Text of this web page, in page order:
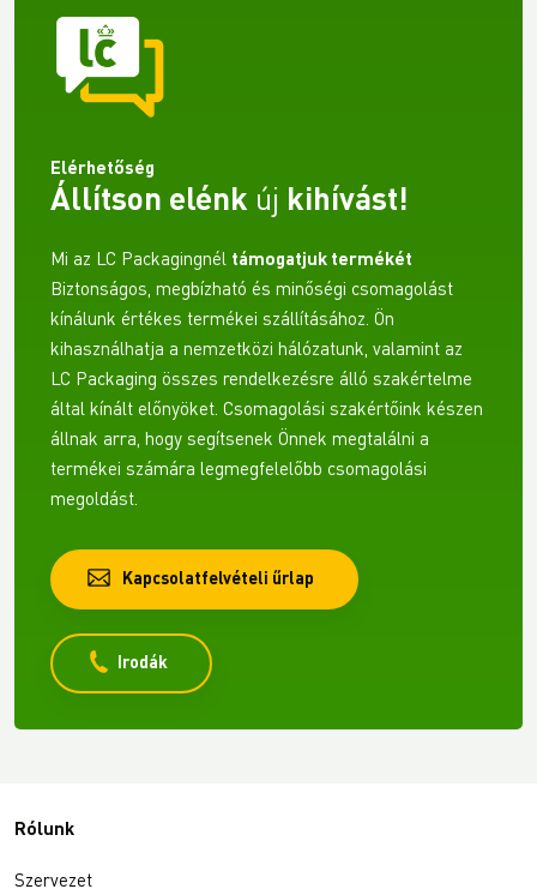
Elérhetőség
Állítson elénk új kihívást!
Mi az LC Packagingnél támogatjuk termékét
Biztonságos, megbízható és minőségi csomagolást
kínálunk értékes termékei szállításához. Ön
kihasználhatja a nemzetközi hálózatunk, valamint az
LC Packaging összes rendelkezésre álló szakértelme
által kínált előnyöket. Csomagolási szakértőink készen
állnak arra, hogy segítsenek Önnek megtalálni a
termékei számára legmegfelelőbb csomagolási
megoldást.
Kapcsolatfelvételi űrlap
Irodák
Rólunk
Szervezet